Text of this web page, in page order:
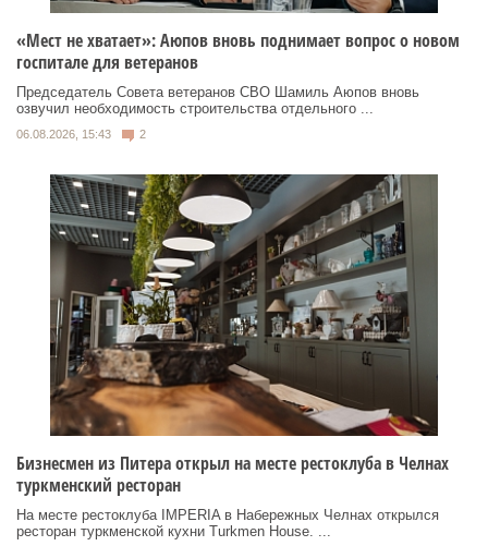
«Мест не хватает»: Аюпов вновь поднимает вопрос о новом
госпитале для ветеранов
Председатель Совета ветеранов СВО Шамиль Аюпов вновь
озвучил необходимость строительства отдельного ...
06.08.2026, 15:43 2
Бизнесмен из Питера открыл на месте рестоклуба в Челнах
туркменский ресторан
На месте рестоклуба IMPERIA в Набережных Челнах открылся
ресторан туркменской кухни Turkmen House. ...